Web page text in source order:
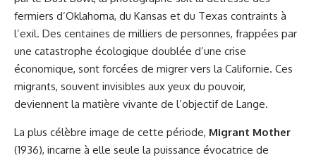
fermiers d’Oklahoma, du Kansas et du Texas contraints à
l’exil. Des centaines de milliers de personnes, frappées par
une catastrophe écologique doublée d’une crise
économique, sont forcées de migrer vers la Californie. Ces
migrants, souvent invisibles aux yeux du pouvoir,
deviennent la matière vivante de l’objectif de Lange.
La plus célèbre image de cette période, Migrant Mother
(1936), incarne à elle seule la puissance évocatrice de